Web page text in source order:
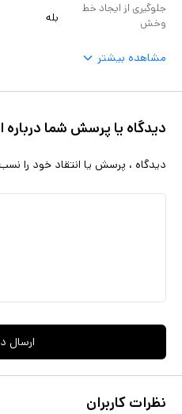
جلوگیری از ایجاد خط
وخش
بله
مشاهده بیشتر
دیدگاه یا پرسش شما درباره
دیدگاه ، پرسش یا انتقاد خود را نسب
ارسال
نظرات کاربران